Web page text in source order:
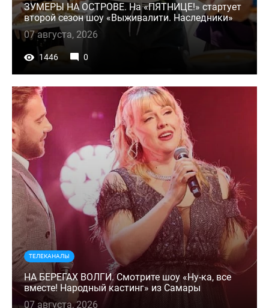
ЗУМЕРЫ НА ОСТРОВЕ. На «ПЯТНИЦЕ!» стартует
второй сезон шоу «Выживалити. Наследники»
07 августа, 2026
1446 0
ТЕЛЕКАНАЛЫ
НА БЕРЕГАХ ВОЛГИ. Смотрите шоу «Ну-ка, все
вместе! Народный кастинг» из Самары
07 августа, 2026